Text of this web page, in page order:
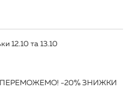
12.10 та 13.10
-20% ЗНИЖКИ